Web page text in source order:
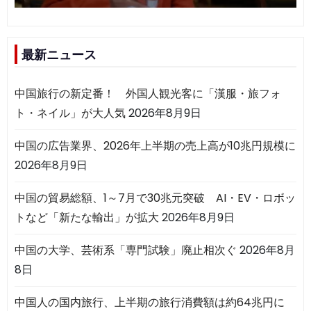
最新ニュース
中国旅行の新定番！ 外国人観光客に「漢服・旅フォ
ト・ネイル」が大人気2026年8月9日
中国の広告業界、2026年上半期の売上高が10兆円規模に
2026年8月9日
中国の貿易総額、1～7月で30兆元突破 AI・EV・ロボッ
トなど「新たな輸出」が拡大 2026年8月9日
中国の大学、芸術系「専門試験」廃止相次ぐ 2026年8月
8日
中国人の国内旅行、上半期の旅行消費額は約64兆円に